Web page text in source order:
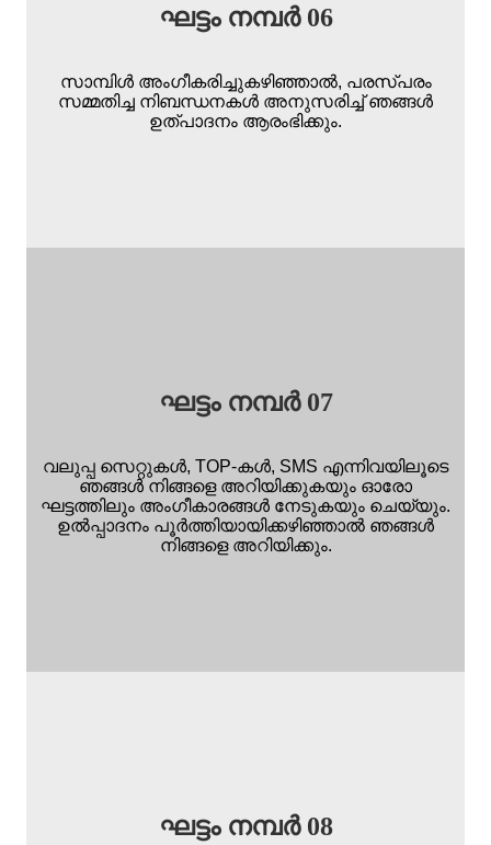
ഘട്ടം നമ്പർ 06
സാമ്പിൾ അംഗീകരിച്ചുകഴിഞ്ഞാൽ, പരസ്പരം
സമ്മതിച്ച നിബന്ധനകൾ അനുസരിച്ച് ഞങ്ങൾ
ഉത്പാദനം ആരംഭിക്കും.
ഘട്ടം നമ്പർ 07
വലുപ്പ സെറ്റുകൾ, TOP-കൾ, SMS എന്നിവയിലൂടെ
ഞങ്ങൾ നിങ്ങളെ അറിയിക്കുകയും ഓരോ
ഘട്ടത്തിലും അംഗീകാരങ്ങൾ നേടുകയും ചെയ്യും.
ഉൽപ്പാദനം പൂർത്തിയായിക്കഴിഞ്ഞാൽ ഞങ്ങൾ
നിങ്ങളെ അറിയിക്കും.
ഘട്ടം നമ്പർ 08